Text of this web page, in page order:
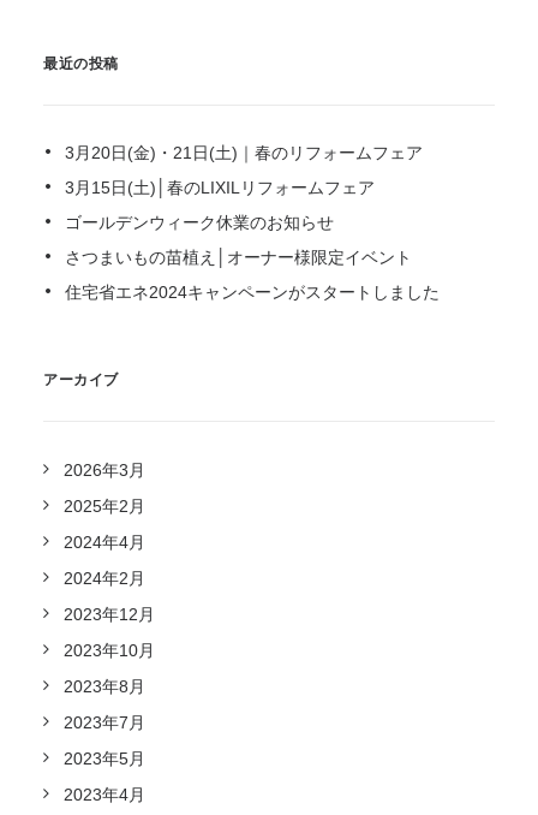
最近の投稿
3月20日(金)・21日(土)｜春のリフォームフェア
3月15日(土)│春のLIXILリフォームフェア
ゴールデンウィーク休業のお知らせ
さつまいもの苗植え│オーナー様限定イベント
住宅省エネ2024キャンペーンがスタートしました
アーカイブ
2026年3月
2025年2月
2024年4月
2024年2月
2023年12月
2023年10月
2023年8月
2023年7月
2023年5月
2023年4月